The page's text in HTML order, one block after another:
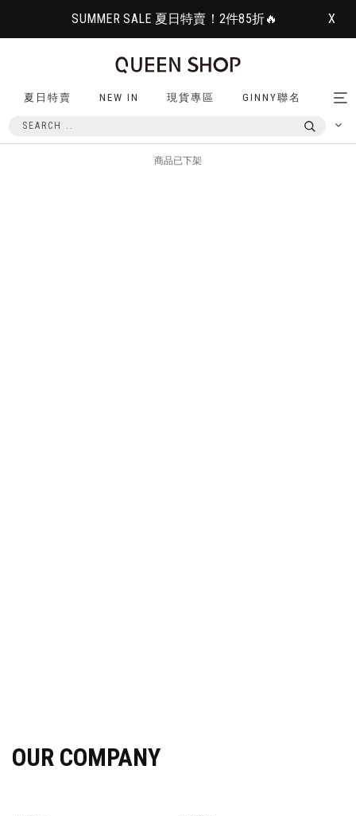
SUMMER SALE 夏日特賣！2件85折🔥 X
夏日特賣 NEW IN 現貨專區 GINNY聯名
商品已下架
OUR COMPANY